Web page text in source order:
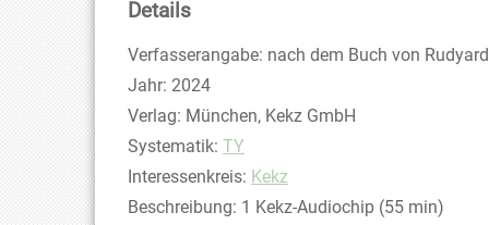
Details
Suche nach diesem Verfasser
Verfasserangabe: nach dem Buch von
Jahr: 2024
Verlag: München, Kekz GmbH
opens in new tab
Diesen Link in neuem Tab öffnen
Systematik: Suche nach dieser Systematik
TY
Interessenkreis: Suche nach diesem
Kekz
Beschreibung: 1 Kekz-Audiochip (55 min)